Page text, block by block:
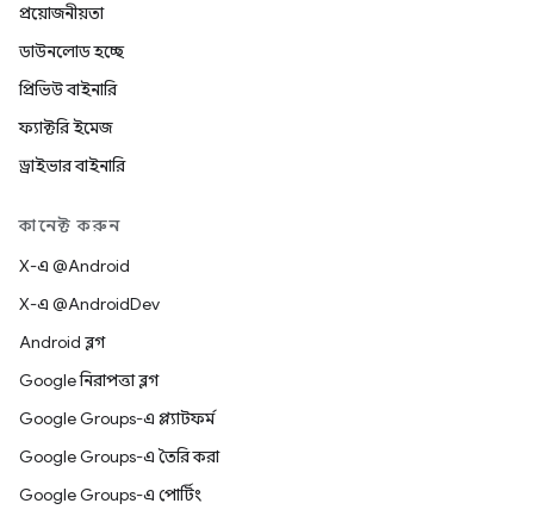
প্রয়োজনীয়তা
ডাউনলোড হচ্ছে
প্রিভিউ বাইনারি
ফ্যাক্টরি ইমেজ
ড্রাইভার বাইনারি
কানেক্ট করুন
X-এ @Android
X-এ @AndroidDev
Android ব্লগ
Google নিরাপত্তা ব্লগ
Google Groups-এ প্ল্যাটফর্ম
Google Groups-এ তৈরি করা
Google Groups-এ পোর্টিং